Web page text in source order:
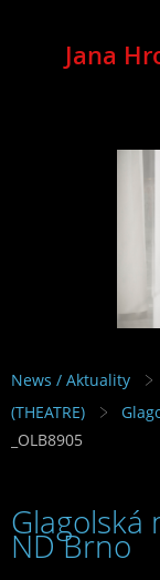
Jana
News / Aktuality
(THEATRE)
_OLB8905
Glagolská
ND Brno